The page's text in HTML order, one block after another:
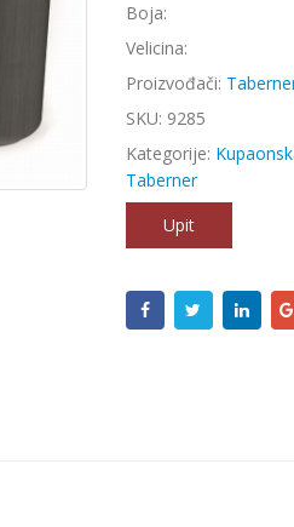
Boja:
Velicina:
Proizvođači:
SKU: 9285
Kategorije:
Taberner
Upit